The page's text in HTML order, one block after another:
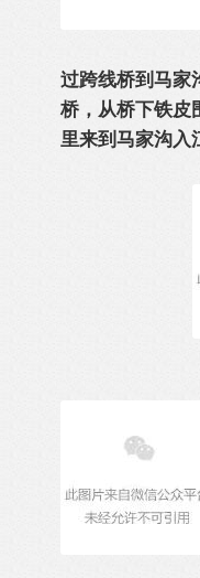
过跨线桥到马家
桥，从桥下铁皮
里来到马家沟入